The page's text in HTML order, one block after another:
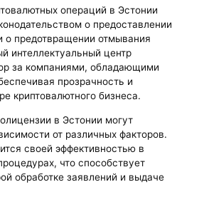
операций в Эстонии
о предоставлении
о предотвращении отмывания
интеллектуальный центр
за компаниями, обладающими
прозрачность и
криптовалютного бизнеса.
в Эстонии могут
от различных факторов.
своей эффективностью в
что способствует
обработке заявлений и выдаче